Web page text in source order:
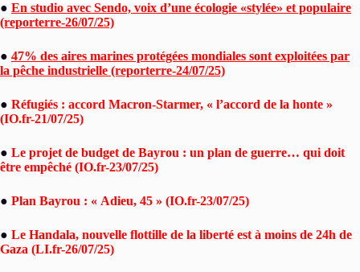
● En studio avec Sendo, voix d’une écologie «stylée» et populaire
(reporterre-26/07/25)
● 47% des aires marines protégées mondiales sont exploitées par
la pêche industrielle (reporterre-24/07/25)
● Réfugiés : accord Macron-Starmer, « l’accord de la honte »
(IO.fr-21/07/25)
● Le projet de budget de Bayrou : un plan de guerre… qui doit
être empêché (IO.fr-23/07/25)
● Plan Bayrou : « Adieu, 45 » (IO.fr-23/07/25)
● Le Handala, nouvelle flottille de la liberté est à moins de 24h de
Gaza (LI.fr-26/07/25)